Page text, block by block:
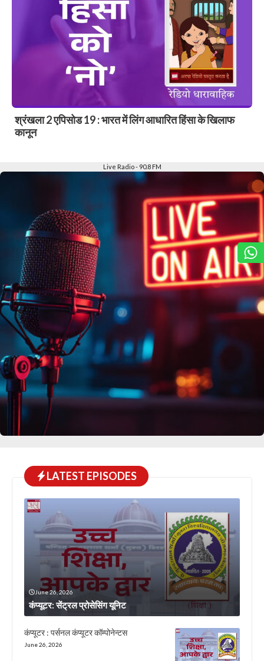
श्रंखला 2 एपिसोड 19 : भारत में लिंग आधारित हिंसा के खिलाफ
कानून
Live Radio - 90.8 FM
LATEST EPISODES
June 26, 2026
कंप्यूटर: सेंट्रल प्रोसेसिंग यूनिट
कंप्यूटर : पर्सनल कंप्यूटर कॉम्पोनेन्टस
June 26, 2026